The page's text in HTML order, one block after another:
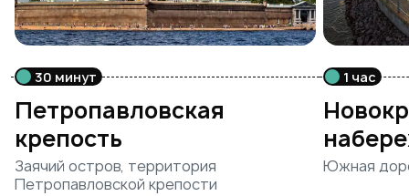
30 минут
Петропавловская
крепость
Заячий остров, территория
Петропавловской крепости
1 час
Южная